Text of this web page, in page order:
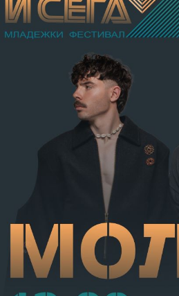
разстройство на здравето,
Престъплението бе
т.12 пр.1, вр. чл.130 ал.1 от
от наказателна отговорност
административно наказание
от НК – глоба в размер на
С постановление на Районна
В.А. е бил задържан за срок до
определение на Районен съд-
взета мярка за неотклонение
Съдебният акт е окончателен.